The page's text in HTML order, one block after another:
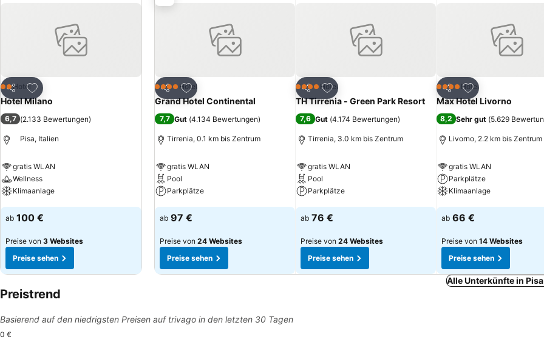
Teilen
Zu Favoriten hinzufügen
2 Sterne
Hotel
Hotel Milano
6,7 (2.133 Bewertungen)
Pisa, Italien
gratis WLAN
Wellness
Klimaanlage
Preise sehen
ab 100 €
Preise von 3 Websites
Preise sehen
Teilen
Zu Favoriten hinzufügen
4 SterneHotel
Grand Hotel Continental
7,7 Gut (4.134 Bewertungen)
Tirrenia, 0.1 km bis Zentrum
gratis WLAN
Pool
Parkplätze
Preise sehen
ab 97 €
Preise von 24 Websites
Preise sehen
Teilen
Zu Favoriten hinzufügen
4 SterneHotel
TH Tirrenia - Green Park Resort
7,6 Gut (4.174 Bewertungen)
Tirrenia, 3.0 km bis Zentrum
gratis WLAN
Pool
Parkplätze
Preise sehen
ab 76 €
Preise von 24 Websites
Preise sehen
Teilen
Zu Favoriten
4 SterneHotel
Max Hotel Livorno
8,2 Sehr gut (5.629
Livorno, 2.2 km bis Zentrum
gratis WLAN
Parkplätze
Klimaanlage
Preise sehen
ab 66 €
Preise von 14 Websites
Preise sehen
Alle Unterkünfte in
Preistrend
Basierend auf den niedrigsten Preisen auf trivago in den letzten 30 Tagen
0 €